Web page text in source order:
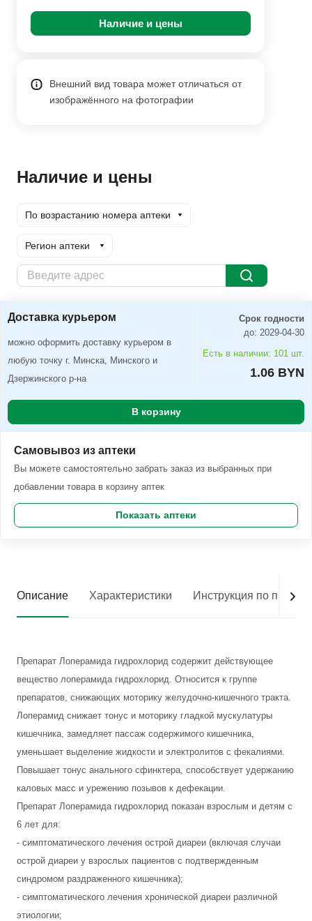
Наличие и цены
Внешний вид товара может отличаться от
изображённого на фотографии
Наличие и цены
По возрастанию номера аптеки
Регион аптеки
Доставка курьером Заказать
Доставка курьером
можно оформить доставку курьером в
любую точку г. Минска, Минского и
Дзержинского р-на
Срок годности
до: 2029-04-30
Есть в наличии: 101 шт.
1.06 BYN
В корзину
Самовывоз из аптеки
Вы можете самостоятельно забрать заказ из выбранных при
добавлении товара в корзину аптек
Показать аптеки
Описание Характеристики Инструкция по
Препарат Лоперамида гидрохлорид содержит действующее
вещество лоперамида гидрохлорид. Относится к группе
препаратов, снижающих моторику желудочно-кишечного тракта.
Лоперамид снижает тонус и моторику гладкой мускулатуры
кишечника, замедляет пассаж содержимого кишечника,
уменьшает выделение жидкости и электролитов с фекалиями.
Повышает тонус анального сфинктера, способствует удержанию
каловых масс и урежению позывов к дефекации.
Препарат Лоперамида гидрохлорид показан взрослым и детям с
6 лет для:
- симптоматического лечения острой диареи (включая случаи
острой диареи у взрослых пациентов с подтвержденным
синдромом раздраженного кишечника);
- симптоматического лечения хронической диареи различной
этиологии;